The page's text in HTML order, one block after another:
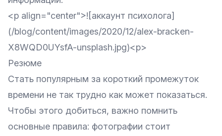
<p align="center">![аккаунт психолога]
(/blog/content/images/2020/12/alex-bracken-
X8WQD0UYsfA-unsplash.jpg)<p>
Резюме
Стать популярным за короткий промежуток
времени не так трудно как может показаться.
Чтобы этого добиться, важно помнить
основные правила: фотографии стоит